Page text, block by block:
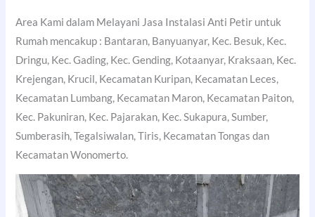
Area Kami dalam Melayani Jasa Instalasi Anti Petir untuk
Rumah mencakup : Bantaran, Banyuanyar, Kec. Besuk, Kec.
Dringu, Kec. Gading, Kec. Gending, Kotaanyar, Kraksaan, Kec.
Krejengan, Krucil, Kecamatan Kuripan, Kecamatan Leces,
Kecamatan Lumbang, Kecamatan Maron, Kecamatan Paiton,
Kec. Pakuniran, Kec. Pajarakan, Kec. Sukapura, Sumber,
Sumberasih, Tegalsiwalan, Tiris, Kecamatan Tongas dan
Kecamatan Wonomerto.